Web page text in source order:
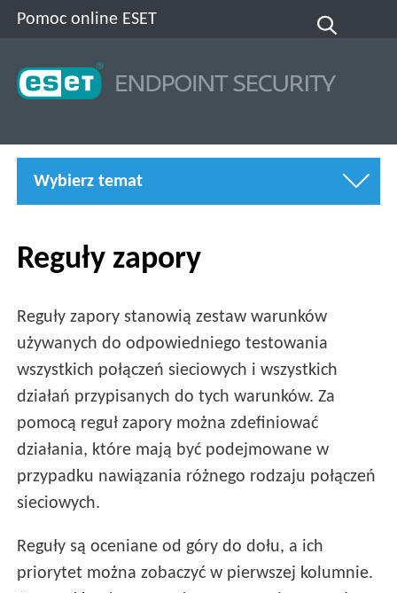
Pomoc online ESET
Wybierz temat
Reguły zapory
Reguły zapory stanowią zestaw warunków
używanych do odpowiedniego testowania
wszystkich połączeń sieciowych i wszystkich
działań przypisanych do tych warunków. Za
pomocą reguł zapory można zdefiniować
działania, które mają być podejmowane w
przypadku nawiązania różnego rodzaju połączeń
sieciowych.
Reguły są oceniane od góry do dołu, a ich
priorytet można zobaczyć w pierwszej kolumnie.